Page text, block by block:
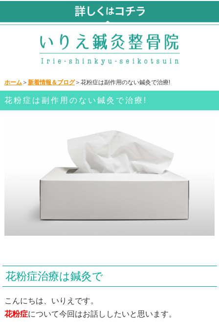
ホーム＞ 新着情報＆ブログ＞花粉症は副作用のない鍼灸で治療!
花粉症は副作用のない鍼灸で治療!
花粉症治療は鍼灸で
こんにちは、いりえです。
花粉症について今回はお話ししたいと思います。